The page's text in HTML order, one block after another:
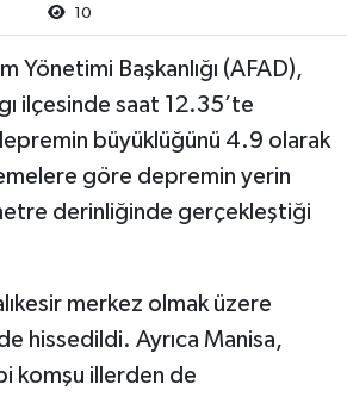
10
Yönetimi Başkanlığı (AFAD),
ilçesinde saat 12.35’te
büyüklüğünü 4.9 olarak
göre depremin yerin
derinliğinde gerçekleştiği
merkez olmak üzere
hissedildi. Ayrıca Manisa,
komşu illerden de